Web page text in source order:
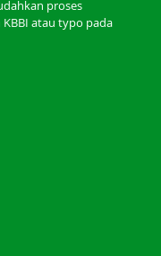
proses
atau typo pada